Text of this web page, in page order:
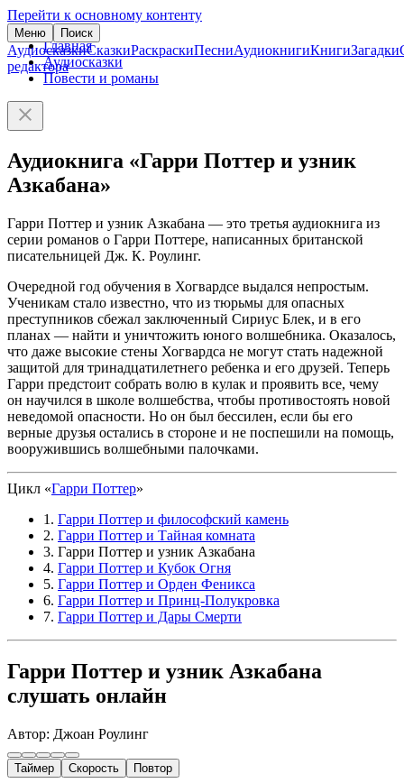
Перейти к основному контенту
Меню Поиск
АудиосказкиСказкиРаскраскиПесниАудиокнигиКнигиЗагадки
редактора
Главная
Аудиосказки
Повести и романы
Аудиокнига «Гарри Поттер и узник
Азкабана»
Гарри Поттер и узник Азкабана — это третья аудиокнига из
серии романов о Гарри Поттере, написанных британской
писательницей Дж. К. Роулинг.
Очередной год обучения в Хогвардсе выдался непростым.
Ученикам стало известно, что из тюрьмы для опасных
преступников сбежал заключенный Сириус Блек, и в его
планах — найти и уничтожить юного волшебника. Оказалось,
что даже высокие стены Хогвардса не могут стать надежной
защитой для тринадцатилетнего ребенка и его друзей. Теперь
Гарри предстоит собрать волю в кулак и проявить все, чему
он научился в школе волшебства, чтобы противостоять новой
неведомой опасности. Но он был бессилен, если бы его
верные друзья остались в стороне и не поспешили на помощь,
вооружившись волшебными палочками.
Цикл «Гарри Поттер»
1. Гарри Поттер и философский камень
2. Гарри Поттер и Тайная комната
3. Гарри Поттер и узник Азкабана
4. Гарри Поттер и Кубок Огня
5. Гарри Поттер и Орден Феникса
6. Гарри Поттер и Принц-Полукровка
7. Гарри Поттер и Дары Смерти
Гарри Поттер и узник Азкабана
слушать онлайн
Автор: Джоан Роулинг
Таймер Скорость Повтор